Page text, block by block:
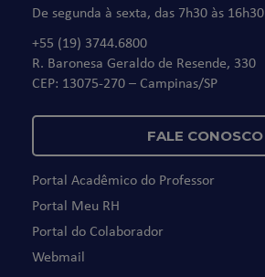
De segunda à sexta, das 7h30 às 16h30
+55 (19) 3744.6800
R. Baronesa Geraldo de Resende, 330
CEP: 13075-270 – Campinas/SP
FALE CONOSCO
Portal Acadêmico do Professor
Portal Meu RH
Portal do Colaborador
Webmail